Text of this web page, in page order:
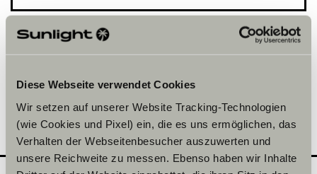
Diese Webseite verwendet Cookies
Wir setzen auf unserer Website Tracking-Technologien
(wie Cookies und Pixel) ein, die es uns ermöglichen, das
Verhalten der Webseitenbesucher auszuwerten und
unsere Reichweite zu messen. Ebenso haben wir Inhalte
Norge (+47)